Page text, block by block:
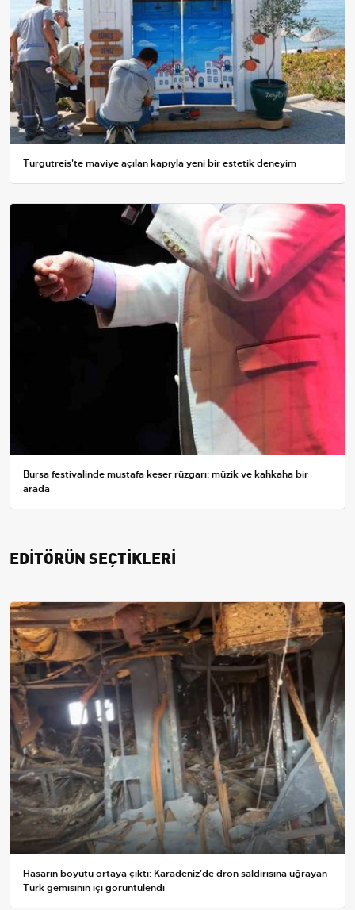
Turgutreis'te maviye açılan kapıyla yeni bir estetik deneyim
Bursa festivalinde mustafa keser rüzgarı: müzik ve kahkaha bir
arada
EDİTÖRÜN SEÇTİKLERİ
Hasarın boyutu ortaya çıktı: Karadeniz'de dron saldırısına uğrayan
Türk gemisinin içi görüntülendi